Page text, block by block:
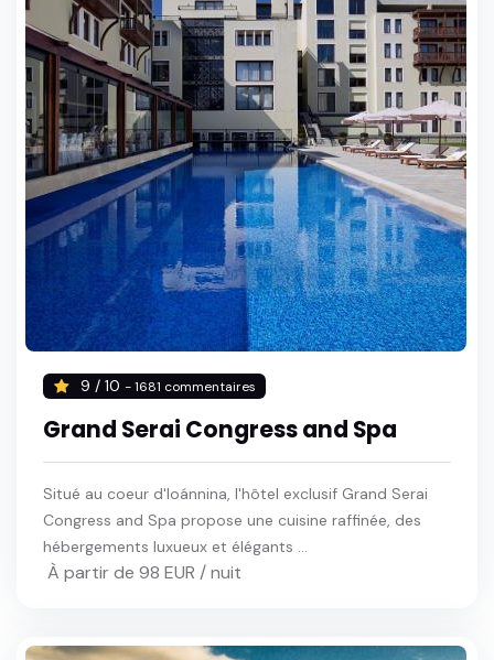
9 / 10 - 1681 commentaires
Grand Serai Congress and Spa
Situé au coeur d'Ioánnina, l'hôtel exclusif Grand Serai
Congress and Spa propose une cuisine raffinée, des
hébergements luxueux et élégants ...
À partir de 98 EUR / nuit